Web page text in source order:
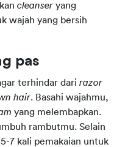
cleanser yang
wajah yang bersih
pas
terhindar dari razor
hair. Basahi wajahmu,
yang melembapkan.
rambutmu. Selain
7 kali pemakaian untuk